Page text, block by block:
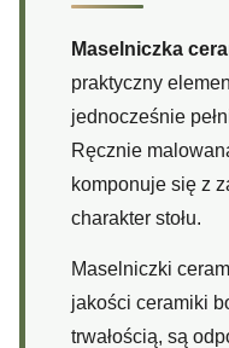
Maselniczka
praktyczny
jednocześnie
Ręcznie
komponuje się z
charakter stołu.
Maselniczki
jakości ceramiki
trwałością, są